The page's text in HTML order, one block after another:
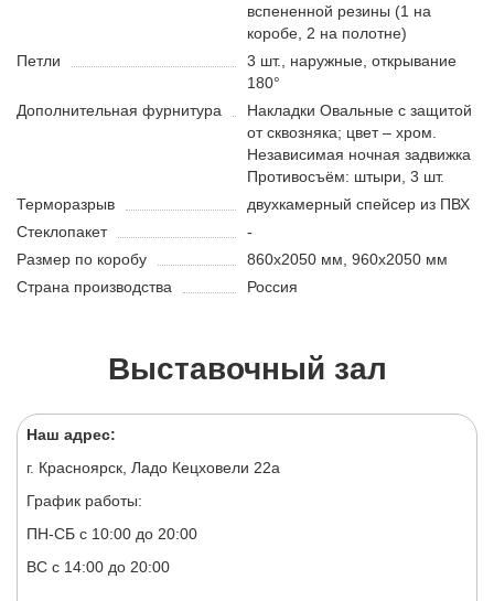
вспененной резины (1 на
коробе, 2 на полотне)
Петли
3 шт., наружные, открывание
180°
Дополнительная фурнитура
Накладки Овальные с защитой
от сквозняка; цвет – хром.
Независимая ночная задвижка
Противосъём: штыри, 3 шт.
Терморазрыв
двухкамерный спейсер из ПВХ
Стеклопакет
-
Размер по коробу
860х2050 мм, 960х2050 мм
Страна производства
Россия
Выставочный зал
Наш адрес:
г. Красноярск, Ладо Кецховели 22а
График работы:
ПН-СБ с 10:00 до 20:00
ВС с 14:00 до 20:00